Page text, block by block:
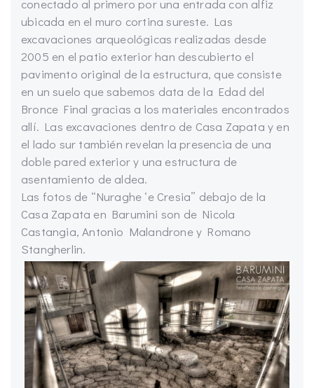
conectado al primero por una entrada con alfiz
ubicada en el muro cortina sureste. Las
excavaciones arqueológicas realizadas desde
2005 en el patio exterior han descubierto el
pavimento original de la estructura, que consiste
en un suelo que sabemos data de la Edad del
Bronce Final gracias a los materiales encontrados
allí. Las excavaciones dentro de Casa Zapata y en
el lado sur también revelan la presencia de una
doble pared exterior y una estructura de
asentamiento de aldea.
Las fotos de “Nuraghe ‘e Cresia” debajo de la
Casa Zapata en Barumini son de Nicola
Castangia, Antonio Malandrone y Romano
Stangherlin.